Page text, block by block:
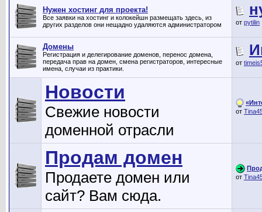
Нужен хостинг для проекта!
Все заявки на хостинг и колокейшн размещать здесь, из
других разделов они нещадно удаляются администратором
от pytilin
Домены
Регистрация и делегирование доменов, перенос домена,
передача прав на домен, смена регистраторов, интересные
имена, случаи из практики.
от
Новости
Свежие новости
доменной отрасли
от
Продам домен
Продаете домен или
сайт? Вам сюда.
от